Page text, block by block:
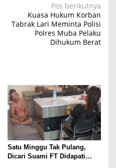
Pos berikutnya
Kuasa Hukum Korban
Tabrak Lari Meminta Polisi
Polres Muba Pelaku
Dihukum Berat
Satu Minggu Tak Pulang,
Dicari Suami FT Didapati